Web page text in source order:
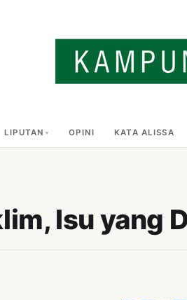
LIPUTAN OPINI KATA ALISSA
Isu yang